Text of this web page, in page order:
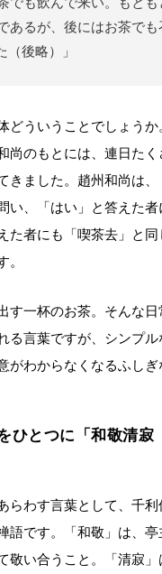
あるが、後にはお茶で
（後略）」
どういうことでしょうか
尚のもとには、連日た
きました。趙州和尚は、
い、「はい」と答えた者
た者にも「喫茶去」と
。
す一杯のお茶。そんな
る言葉ですが、シンプ
がわからなくなるふしぎ
ひとつに「和敬清寂
らわす言葉として、千
語です。「和敬」は、亭
敬い合うこと。「清寂」